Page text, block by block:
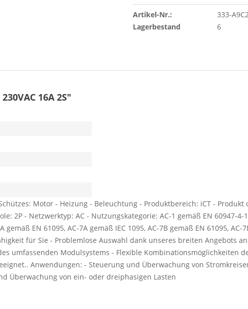
Artikel-Nr.:
333-
Lagerbestand
6
16A 2S"
Motor - Heizung - Beleuchtung - Produktbereich: iCT -
2P - Netzwerktyp: AC - Nutzungskategorie: AC-1 gemäß EN 60947-4-
EN 61095, AC-7A gemäß IEC 1095, AC-7B gemäß EN 61095, AC-
für Sie - Problemlose Auswahl dank unseres breiten Angebots
umfassenden Modulsystems - Flexible Kombinationsmöglichkeiten
Anwendungen: - Steuerung und Überwachung von
Überwachung von ein- oder dreiphasigen Lasten